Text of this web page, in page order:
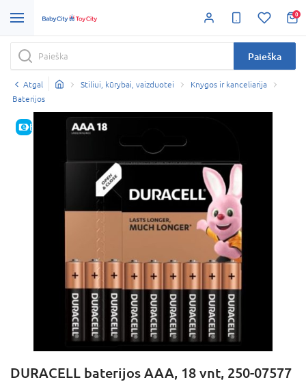
0
Paieška
Atgal Stiliui, kūrybai, vaizduotei
Knygos ir kanceliarija
Baterijos
E-KAINA
DURACELL baterijos AAA, 18 vnt, 250-07577